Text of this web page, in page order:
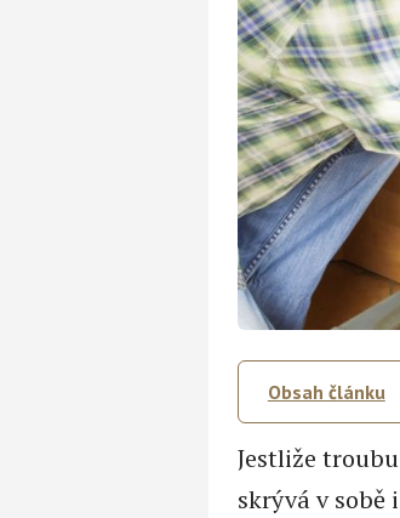
Obsah článku
Jestliže
skrývá v